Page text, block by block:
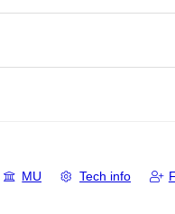
MU Tech info